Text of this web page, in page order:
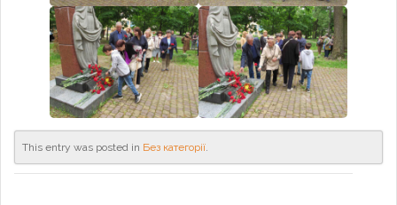
This entry was posted in Без категорії.